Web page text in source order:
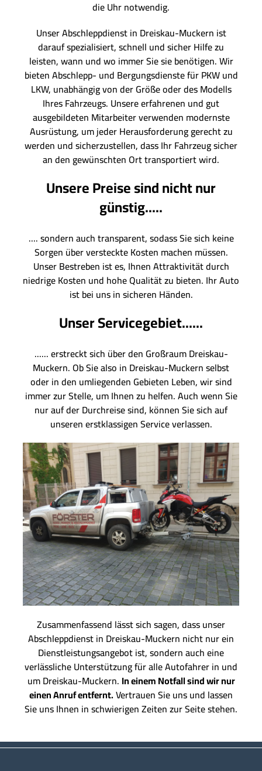
die Uhr notwendig.
Unser Abschleppdienst in Dreiskau-Muckern ist
darauf spezialisiert, schnell und sicher Hilfe zu
leisten, wann und wo immer Sie sie benötigen. Wir
bieten Abschlepp- und Bergungsdienste für PKW und
LKW, unabhängig von der Größe oder des Modells
Ihres Fahrzeugs. Unsere erfahrenen und gut
ausgebildeten Mitarbeiter verwenden modernste
Ausrüstung, um jeder Herausforderung gerecht zu
werden und sicherzustellen, dass Ihr Fahrzeug sicher
an den gewünschten Ort transportiert wird.
Unsere Preise sind nicht nur
günstig.....
.... sondern auch transparent, sodass Sie sich keine
Sorgen über versteckte Kosten machen müssen.
Unser Bestreben ist es, Ihnen Attraktivität durch
niedrige Kosten und hohe Qualität zu bieten. Ihr Auto
ist bei uns in sicheren Händen.
Unser Servicegebiet......
...... erstreckt sich über den Großraum Dreiskau-
Muckern. Ob Sie also in Dreiskau-Muckern selbst
oder in den umliegenden Gebieten Leben, wir sind
immer zur Stelle, um Ihnen zu helfen. Auch wenn Sie
nur auf der Durchreise sind, können Sie sich auf
unseren erstklassigen Service verlassen.
Zusammenfassend lässt sich sagen, dass unser
Abschleppdienst in Dreiskau-Muckern nicht nur ein
Dienstleistungsangebot ist, sondern auch eine
verlässliche Unterstützung für alle Autofahrer in und
um Dreiskau-Muckern. In einem Notfall sind wir nur
einen Anruf entfernt.Vertrauen Sie uns und lassen
Sie uns Ihnen in schwierigen Zeiten zur Seite stehen.